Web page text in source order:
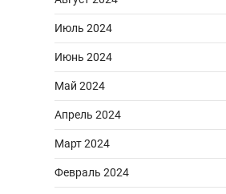
Июль 2024
Июнь 2024
Май 2024
Апрель 2024
Март 2024
Февраль 2024